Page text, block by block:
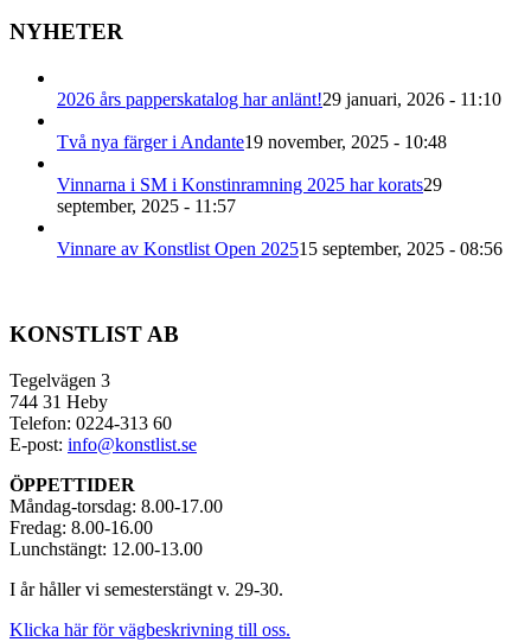
NYHETER
2026 års papperskatalog har anlänt!29 januari, 2026 - 11:10
Två nya färger i Andante19 november, 2025 - 10:48
Vinnarna i SM i Konstinramning 2025 har korats29
september, 2025 - 11:57
Vinnare av Konstlist Open 202515 september, 2025 - 08:56
KONSTLIST AB
Tegelvägen 3
744 31 Heby
Telefon: 0224-313 60
E-post: info@konstlist.se
ÖPPETTIDER
Måndag-torsdag: 8.00-17.00
Fredag: 8.00-16.00
Lunchstängt: 12.00-13.00
I år håller vi semesterstängt v. 29-30.
Klicka här för vägbeskrivning till oss.